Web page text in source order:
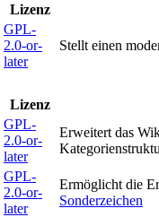
Lizenz
GPL-
2.0-or-
later
Stellt einen
Lizenz
GPL-
2.0-or-
later
Erweitert das
GPL-
2.0-or-
later
Ermöglicht die
Sonderzeichen